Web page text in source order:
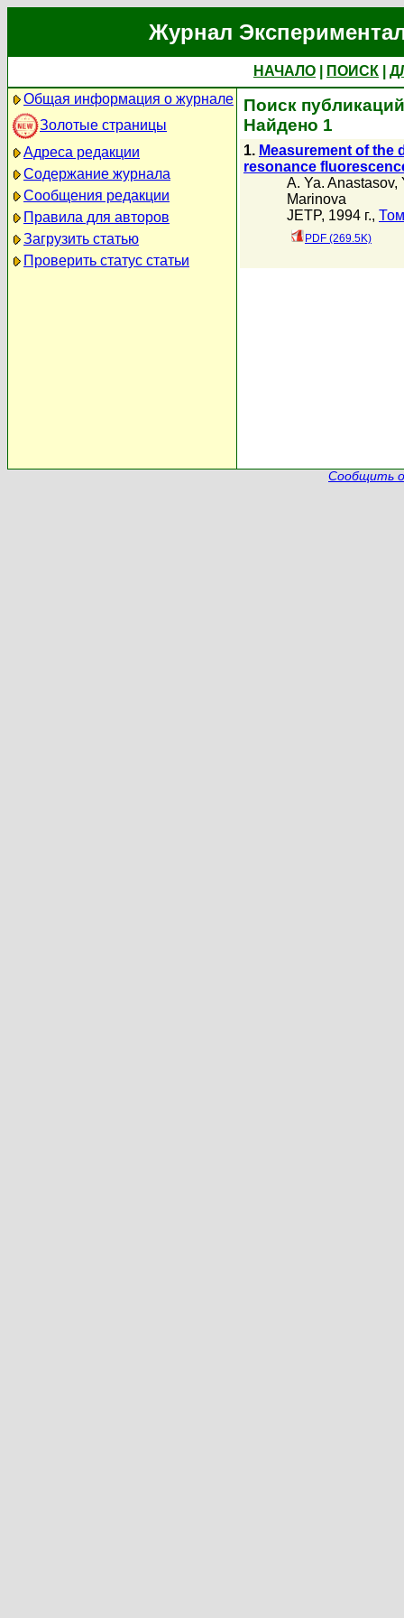
Журнал
НАЧАЛО ПОИСК
Общая информация о журнале
Золотые страницы
Адреса редакции
Содержание журнала
Сообщения редакции
Правила для авторов
Загрузить статью
Проверить статус статьи
Поиск
Найдено 1
1. Measurement of the
resonance
A. Ya. Anastasov,
Marinova
JETP, 1994 г.,
PDF (269.5K)
Сообщить о